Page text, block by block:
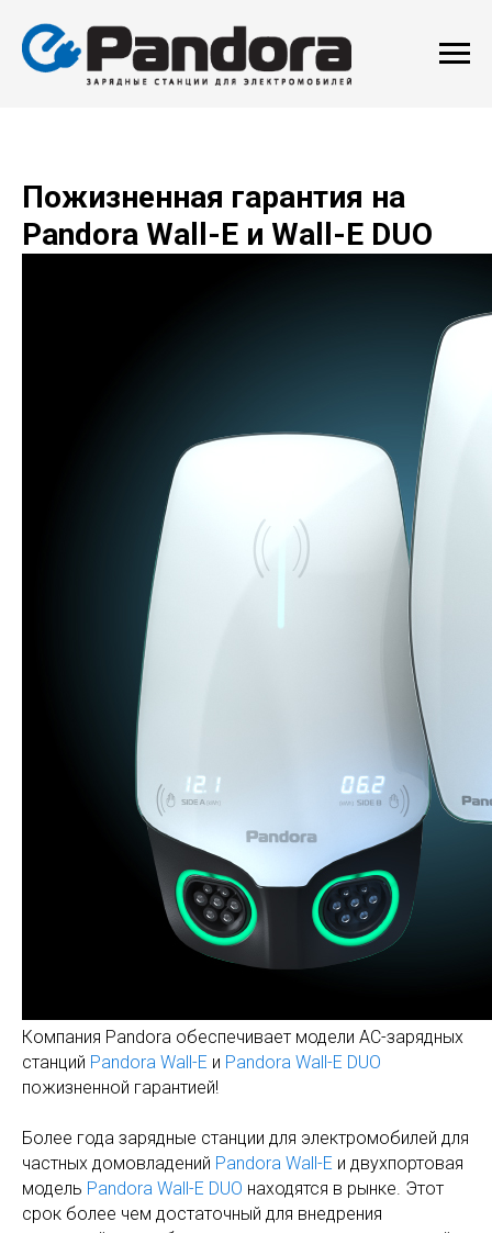
Пожизненная гарантия на
Pandora Wall-E и Wall-E DUO
Компания Pandora обеспечивает модели АС-зарядных
станций Pandora Wall-E и Pandora Wall-E DUO
пожизненной гарантией!
Более года зарядные станции для электромобилей для
частных домовладений Pandora Wall-E и двухпортовая
модель Pandora Wall-E DUO находятся в рынке. Этот
срок более чем достаточный для внедрения